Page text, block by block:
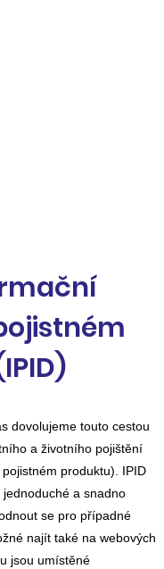
dovolujeme touto cestou
a životního pojištění
produktu). IPID
a snadno
se pro případné
najít také na webových
jsou umístěné